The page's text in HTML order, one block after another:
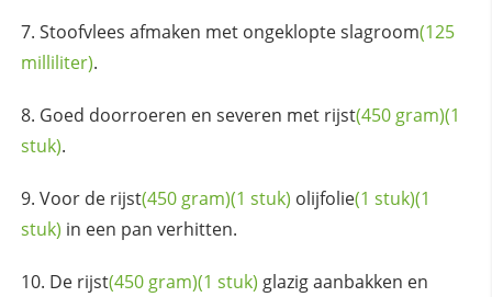
Stoofvlees afmaken met ongeklopteslagroom(125
milliliter).
Goed doorroeren en severen met rijst(450 gram)(1
stuk).
Voor de rijst(450 gram)(1 stuk) olijfolie(1 stuk)(1
stuk) in een pan verhitten.
De rijst(450 gram)(1 stuk) glazig aanbakken en